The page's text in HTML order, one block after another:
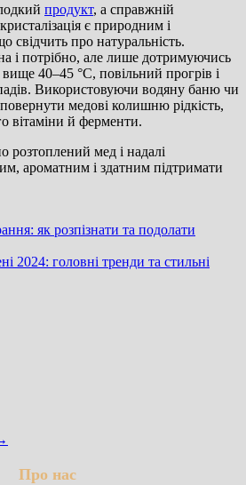
продукт, а справжній
є природним і
про натуральність.
і потрібно, але лише дотримуючись
40–45 °C, повільний прогрів і
Використовуючи водяну баню чи
медові колишню рідкість,
вітаміни й ферменти.
мед і надалі
ароматним і здатним підтримати
як розпізнати та подолати
2024: головні тренди та стильні
Про нас